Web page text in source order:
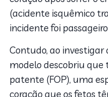
(acidente isquêmico
incidente foi
Contudo, ao investigar
modelo descobriu
patente (FOP), uma
coração que os fetos